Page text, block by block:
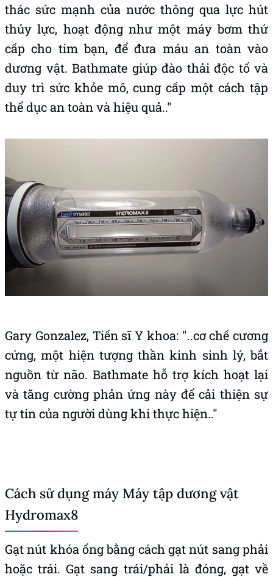
thác sức mạnh của nước thông qua lực hút
thủy lực, hoạt động như một máy bơm thứ
cấp cho tim bạn, để đưa máu an toàn vào
dương vật. Bathmate giúp đào thải độc tố và
duy trì sức khỏe mô, cung cấp một cách tập
thể dục an toàn và hiệu quả.."
Gary Gonzalez, Tiến sĩ Y khoa: "..cơ chế cương
cứng, một hiện tượng thần kinh sinh lý, bắt
nguồn từ não. Bathmate hỗ trợ kích hoạt lại
và tăng cường phản ứng này để cải thiện sự
tự tin của người dùng khi thực hiện.."
Cách sử dụng máy Máy tập dương vật
Hydromax8
Gạt nút khóa ống bằng cách gạt nút sang phải
hoặc trái. Gạt sang trái/phải là đóng, gạt về